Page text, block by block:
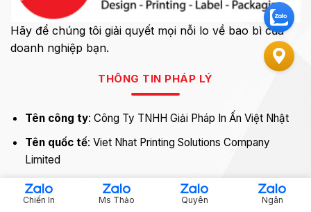
Hãy để chúng tôi giải quyết mọi nỗi lo về bao bì của
doanh nghiệp bạn.
THÔNG TIN PHÁP LÝ
Tên công ty: Công Ty TNHH Giải Pháp In Ấn Việt Nhật
Tên quốc tế: Viet Nhat Printing Solutions Company
Limited
Mã số thuế
: 0313679774
Chiến In Ms Thảo Quyên Ngân